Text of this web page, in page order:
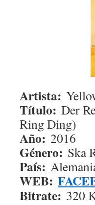
Artista:
Título: Der
Ring Ding)
Año: 2016
Género: Ska
País:
WEB:
Bitrate: 320